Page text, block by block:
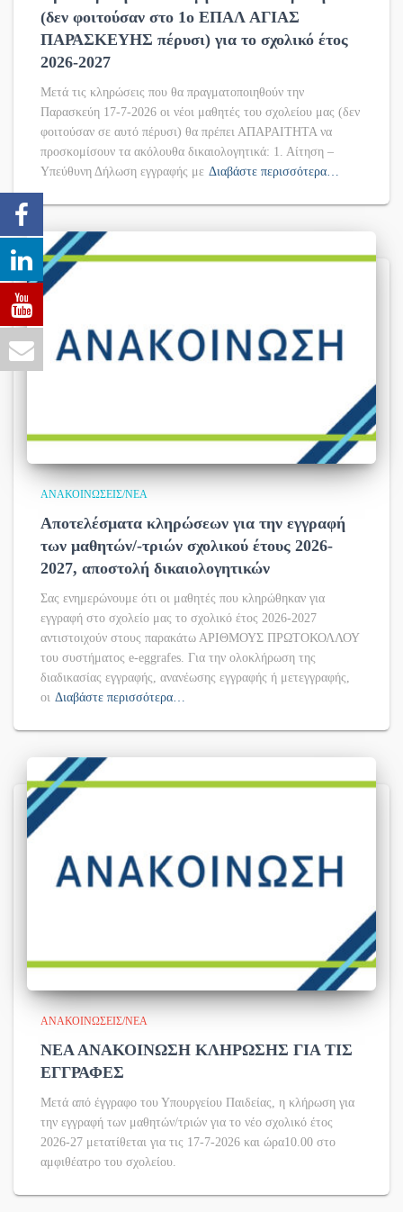
(δεν φοιτούσαν στο 1ο ΕΠΑΛ ΑΓΙΑΣ
ΠΑΡΑΣΚΕΥΗΣ πέρυσι) για το σχολικό έτος
2026-2027
Μετά τις κληρώσεις που θα πραγματοποιηθούν την
Παρασκεύη 17-7-2026 οι νέοι μαθητές του σχολείου μας (δεν
φοιτούσαν σε αυτό πέρυσι) θα πρέπει ΑΠΑΡΑΙΤΗΤΑ να
προσκομίσουν τα ακόλουθα δικαιολογητικά: 1. Αίτηση –
Υπεύθυνη Δήλωση εγγραφής με Διαβάστε περισσότερα…
ΑΝΑΚΟΙΝΏΣΕΙΣ/ΝΈΑ
Αποτελέσματα κληρώσεων για την εγγραφή
των μαθητών/-τριών σχολικού έτους 2026-
2027, αποστολή δικαιολογητικών
Σας ενημερώνουμε ότι οι μαθητές που κληρώθηκαν για
εγγραφή στο σχολείο μας το σχολικό έτος 2026-2027
αντιστοιχούν στους παρακάτω ΑΡΙΘΜΟΥΣ ΠΡΩΤΟΚΟΛΛΟΥ
του συστήματος e-eggrafes. Για την ολοκλήρωση της
διαδικασίας εγγραφής, ανανέωσης εγγραφής ή μετεγγραφής,
οι Διαβάστε περισσότερα…
ΑΝΑΚΟΙΝΏΣΕΙΣ/ΝΈΑ
ΝΕΑ ΑΝΑΚΟΙΝΩΣΗ ΚΛΗΡΩΣΗΣ ΓΙΑ ΤΙΣ
ΕΓΓΡΑΦΕΣ
Μετά από έγγραφο του Υπουργείου Παιδείας, η κλήρωση για
την εγγραφή των μαθητών/τριών για το νέο σχολικό έτος
2026-27 μετατίθεται για τις 17-7-2026 και ώρα10.00 στο
αμφιθέατρο του σχολείου.